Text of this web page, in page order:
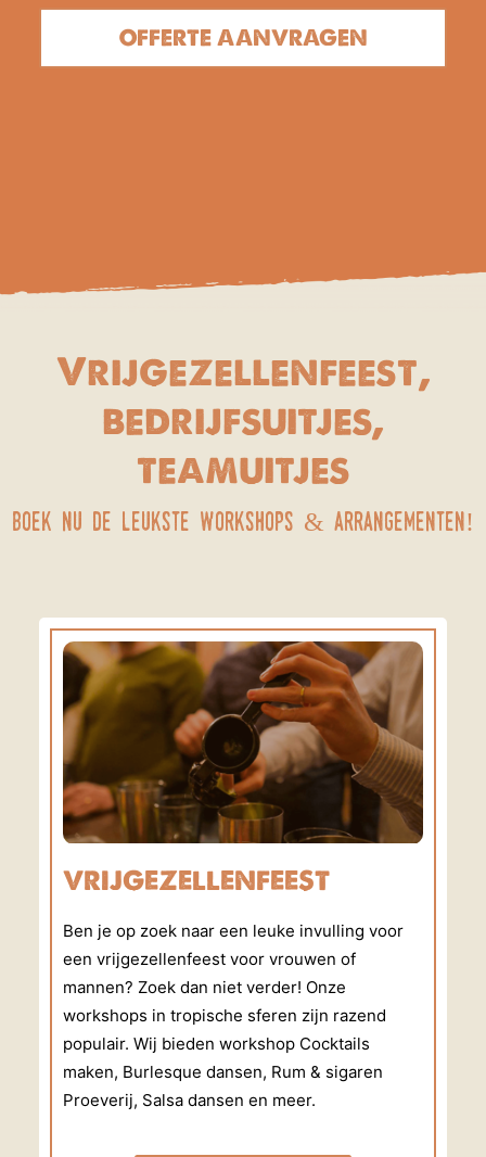
Vrijgezellenfeest,
bedrijfsuitjes,
teamuitjes
Boek nu de leukste workshops & arrangementen!
VRIJGEZELLENFEEST
Ben je op zoek naar een leuke invulling voor
een vrijgezellenfeest voor vrouwen of
mannen? Zoek dan niet verder! Onze
workshops in tropische sferen zijn razend
populair. Wij bieden workshop Cocktails
maken, Burlesque dansen, Rum & sigaren
Proeverij, Salsa dansen en meer.